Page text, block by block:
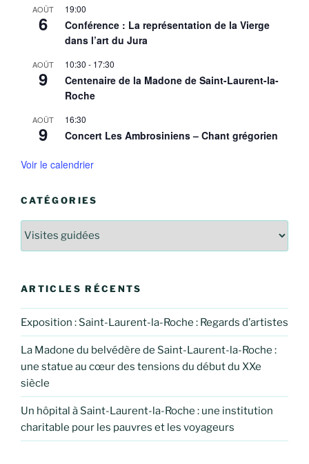
AOÛT
6
19:00
Conférence : La représentation de la Vierge
dans l’art du Jura
AOÛT
9
10:30 - 17:30
Centenaire de la Madone de Saint-Laurent-la-
Roche
AOÛT
9
16:30
Concert Les Ambrosiniens – Chant grégorien
Voir le calendrier
CATÉGORIES
ARTICLES RÉCENTS
Exposition : Saint-Laurent-la-Roche : Regards d’artistes
La Madone du belvédère de Saint-Laurent-la-Roche :
une statue au cœur des tensions du début du XXe
siècle
Un hôpital à Saint-Laurent-la-Roche : une institution
charitable pour les pauvres et les voyageurs